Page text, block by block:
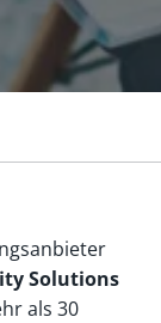
Solutions
als 30